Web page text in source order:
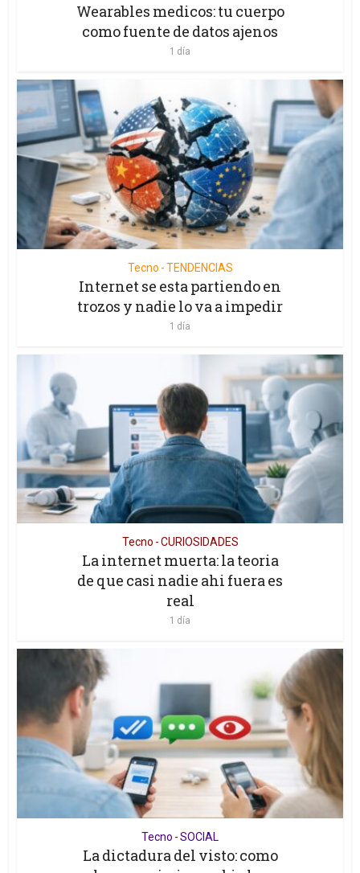
Wearables medicos: tu cuerpo
como fuente de datos ajenos
1 día
Tecno - TENDENCIAS
Internet se esta partiendo en
trozos y nadie lo va a impedir
1 día
Tecno - CURIOSIDADES
La internet muerta: la teoria
de que casi nadie ahi fuera es
real
1 día
Tecno - SOCIAL
La dictadura del visto: como